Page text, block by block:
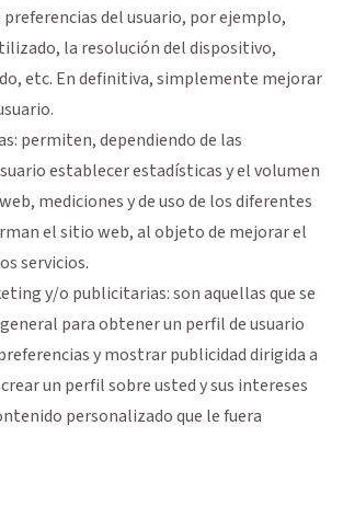
del usuario, por ejemplo,
la resolución del dispositivo,
etc. En definitiva, simplemente mejorar
permiten, dependiendo de las
establecer estadísticas y el volumen
mediciones y de uso de los diferentes
el sitio web, al objeto de mejorar el
servicios.
y/o publicitarias: son aquellas que se
para obtener un perfil de usuario
y mostrar publicidad dirigida a
un perfil sobre usted y sus intereses
personalizado que le fuera